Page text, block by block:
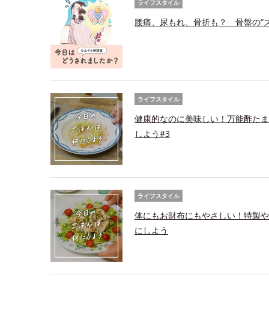
ライフスタイル
腰痛、尿もれ、骨折も？ 骨盤の“
ライフスタイル
健康的なのに美味しい！万能酢た
しよう#3
ライフスタイル
体にもお財布にもやさしい！特製
にしよう